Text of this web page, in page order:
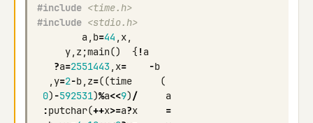
#include <time.h>
#include <stdio.h>
a, b=44 , x,
y, z;main() { !a
?a=2551443, x= -b
, y=2-b, z=((time
(
0) -592531)%a<<9)/
a
:putchar(++x>=a?x
=